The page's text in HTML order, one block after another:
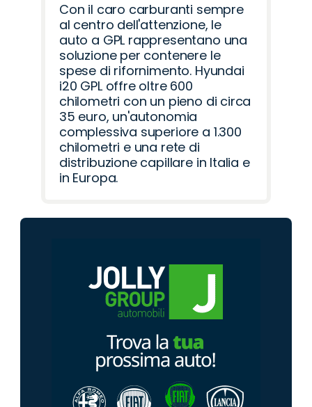
Con il caro carburanti sempre
al centro dell'attenzione, le
auto a GPL rappresentano una
soluzione per contenere le
spese di rifornimento. Hyundai
i20 GPL offre oltre 600
chilometri con un pieno di circa
35 euro, un'autonomia
complessiva superiore a 1.300
chilometri e una rete di
distribuzione capillare in Italia e
in Europa.